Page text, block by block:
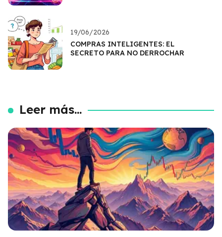
19/06/2026
COMPRAS INTELIGENTES: EL
SECRETO PARA NO DERROCHAR
Leer más...